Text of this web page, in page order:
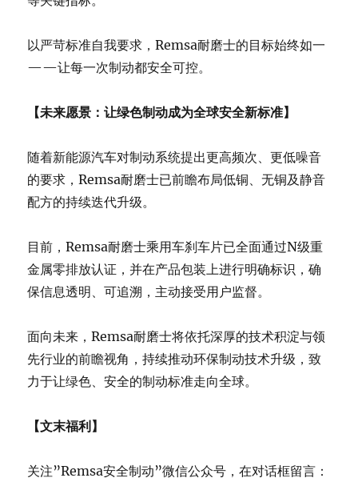
以严苛标准自我要求，Remsa耐磨士的目标始终如一
——让每一次制动都安全可控。
【未来愿景：让绿色制动成为全球安全新标准】
随着新能源汽车对制动系统提出更高频次、更低噪音
的要求，Remsa耐磨士已前瞻布局低铜、无铜及静音
配方的持续迭代升级。
目前，Remsa耐磨士乘用车刹车片已全面通过N级重
金属零排放认证，并在产品包装上进行明确标识，确
保信息透明、可追溯，主动接受用户监督。
面向未来，Remsa耐磨士将依托深厚的技术积淀与领
先行业的前瞻视角，持续推动环保制动技术升级，致
力于让绿色、安全的制动标准走向全球。
【文末福利】
关注”Remsa安全制动”微信公众号，在对话框留言：